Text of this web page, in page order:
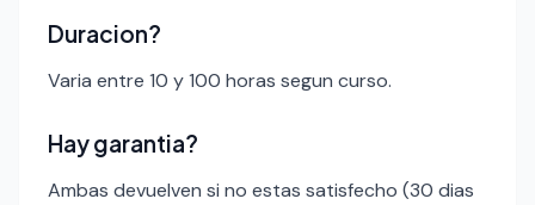
Duracion?
Varia entre 10 y 100 horas segun curso.
Hay garantia?
Ambas devuelven si no estas satisfecho (30 dias